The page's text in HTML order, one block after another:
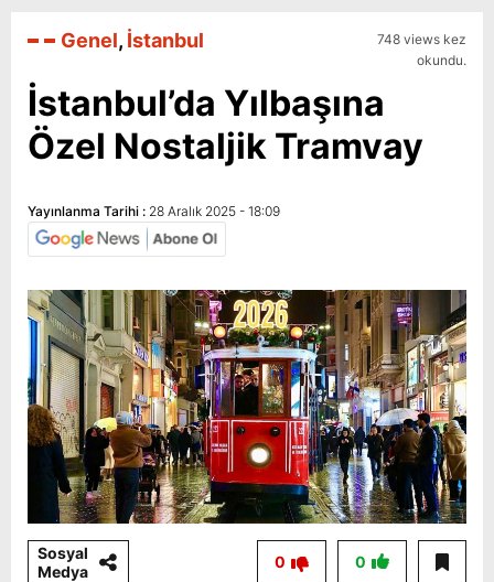
Genel, İstanbul
748 views kez
okundu.
İstanbul’da Yılbaşına
Özel Nostaljik Tramvay
Yayınlanma Tarihi : 28 Aralık 2025 - 18:09
Sosyal
Medya
0
0